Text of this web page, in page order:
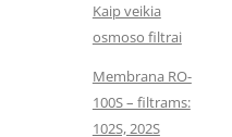
Kaip veikia
osmoso filtrai
Membrana RO-
100S – filtrams:
102S, 202S